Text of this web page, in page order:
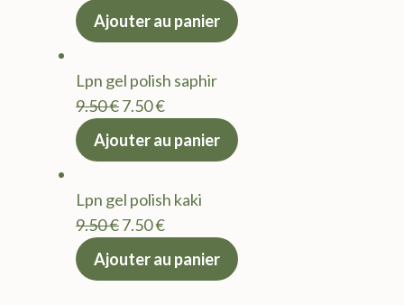
prix
9.50 €.
actuel
7.50 €.
Ajouter au panier
Lpn gel polish saphir
9.50€Le
prix
9.50 €.
7.50€Le
actuel
7.50 €.
Ajouter au panier
Lpn gel polish kaki
9.50€Le
prix
7.50€Le
actuel
Ajouter au panier